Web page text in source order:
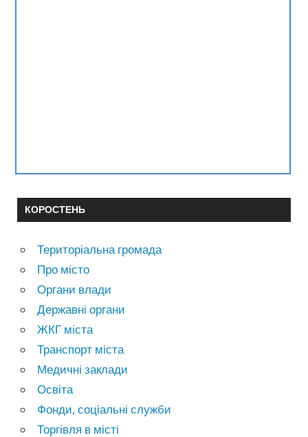
КОРОСТЕНЬ
Територіальна громада
Про місто
Органи влади
Державні органи
ЖКГ міста
Транспорт міста
Медичні заклади
Освіта
Фонди, соціальні служби
Торгівля в місті